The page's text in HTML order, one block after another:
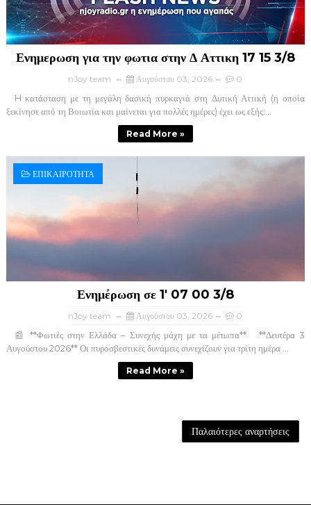
Ενημερωση για την φωτια στην Δ Αττικη 17 15 3/8
nJoy team Αυγούστου 03, 2026 0
H κατάσταση με τη μεγάλη δασική πυρκαγιά στη Δυτική Αττική (η οποία
ξεκίνησε από τη Βοιωτία και μαίνεται για πολλές ημέρες) έχει ως εξής:...
Read More »
ΕΠΙΚΑΙΡΟΤΗΤΑ
Ενημέρωση σε 1' 07 00 3/8
nJoy team Αυγούστου 03, 2026 0
📰 **Φωτιές στην Ελλάδα – Συνεχής μάχη με τα μέτωπα** **Δευτέρα 3
Αυγούστου 2026** Οι πυροσβεστικές δυνάμεις συνεχίζουν για τρίτη ημέρα ...
Read More »
Παλαιότερες αναρτήσεις